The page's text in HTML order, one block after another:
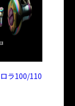
ラ100/110